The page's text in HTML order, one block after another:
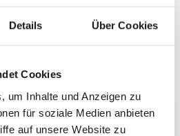
Details Über Cookies
Cookies
um Inhalte und Anzeigen zu
für soziale Medien anbieten
auf unsere Website zu
und
Bild klicken) finden Sie auf